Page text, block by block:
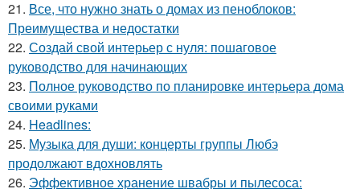
21. Все, что нужно знать о домах из пеноблоков:
Преимущества и недостатки
22. Создай свой интерьер с нуля: пошаговое
руководство для начинающих
23. Полное руководство по планировке интерьера дома
своими руками
24. Headlines:
25. Музыка для души: концерты группы Любэ
продолжают вдохновлять
26. Эффективное хранение швабры и пылесоса: